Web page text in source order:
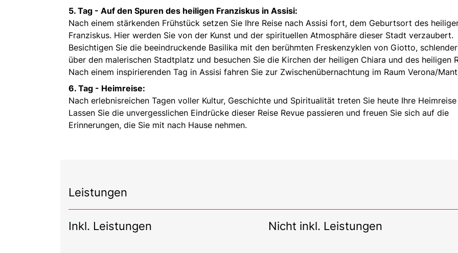
5. Tag - Auf den Spuren des heiligen Franziskus in Assisi:
Nach einem stärkenden Frühstück setzen Sie Ihre Reise nach Assisi fort, dem Geburtsort des
Franziskus. Hier werden Sie von der Kunst und der spirituellen Atmosphäre dieser Stadt verzaubert.
Besichtigen Sie die beeindruckende Basilika mit den berühmten Freskenzyklen von Giotto,
über den malerischen Stadtplatz und besuchen Sie die Kirchen der heiligen Chiara und des heiligen
Nach einem inspirierenden Tag in Assisi fahren Sie zur Zwischenübernachtung im Raum Verona/
6. Tag - Heimreise:
Nach erlebnisreichen Tagen voller Kultur, Geschichte und Spiritualität treten Sie heute Ihre Heimreise
Lassen Sie die unvergesslichen Eindrücke dieser Reise Revue passieren und freuen Sie sich auf die
Erinnerungen, die Sie mit nach Hause nehmen.
Leistungen
Inkl. Leistungen Nicht inkl. Leistungen